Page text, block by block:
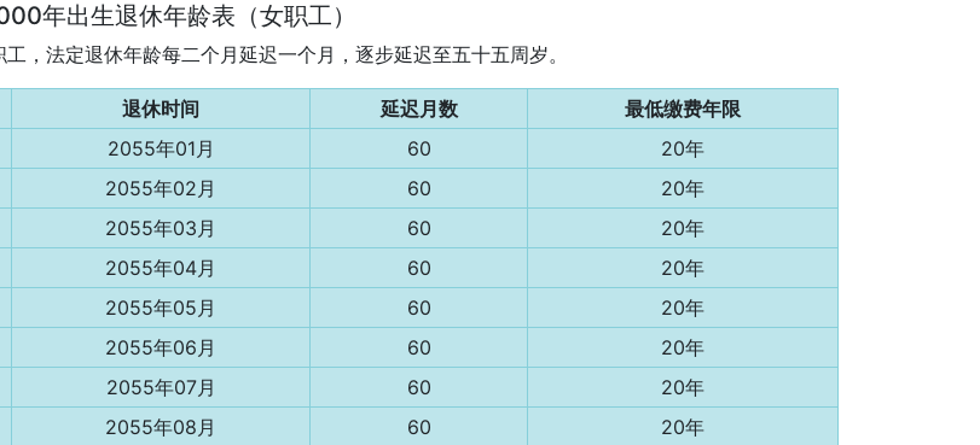
年出生退休年龄表（女职工）
，法定退休年龄每二个月延迟一个月，逐步延迟至五十五周岁。
退休时间 延迟月数
最低缴费年限
2055年01月 60
20年
2055年02月 60
20年
2055年03月 60
20年
2055年04月 60
20年
2055年05月 60
20年
2055年06月 60
20年
2055年07月 60
20年
2055年08月 60
20年